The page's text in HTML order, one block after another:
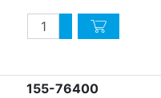
QuantitéAugmenter quantité
Diminuer quantité
155-76400